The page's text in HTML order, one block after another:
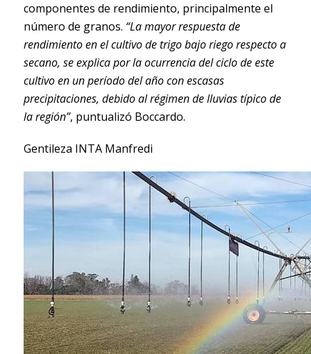
componentes de rendimiento, principalmente el
número de granos. “La mayor respuesta de
rendimiento en el cultivo de trigo bajo riego respecto a
secano, se explica por la ocurrencia del ciclo de este
cultivo en un período del año con escasas
precipitaciones, debido al régimen de lluvias típico de
la región”, puntualizó Boccardo.
Gentileza INTA Manfredi